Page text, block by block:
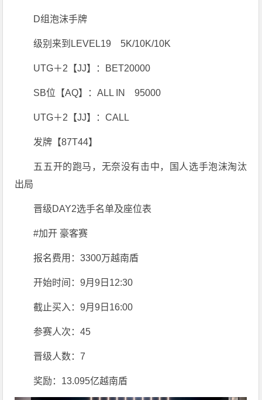
D组泡沫手牌
级别来到LEVEL19 5K/10K/10K
UTG＋2【JJ】：BET20000
SB位【AQ】：ALL IN 95000
UTG＋2【JJ】：CALL
发牌【87T44】
五五开的跑马，无奈没有击中，国人选手泡沫淘汰
出局
晋级DAY2选手名单及座位表
#加开 豪客赛
报名费用：3300万越南盾
开始时间：9月9日12:30
截止买入：9月9日16:00
参赛人次：45
晋级人数：7
奖励：13.095亿越南盾